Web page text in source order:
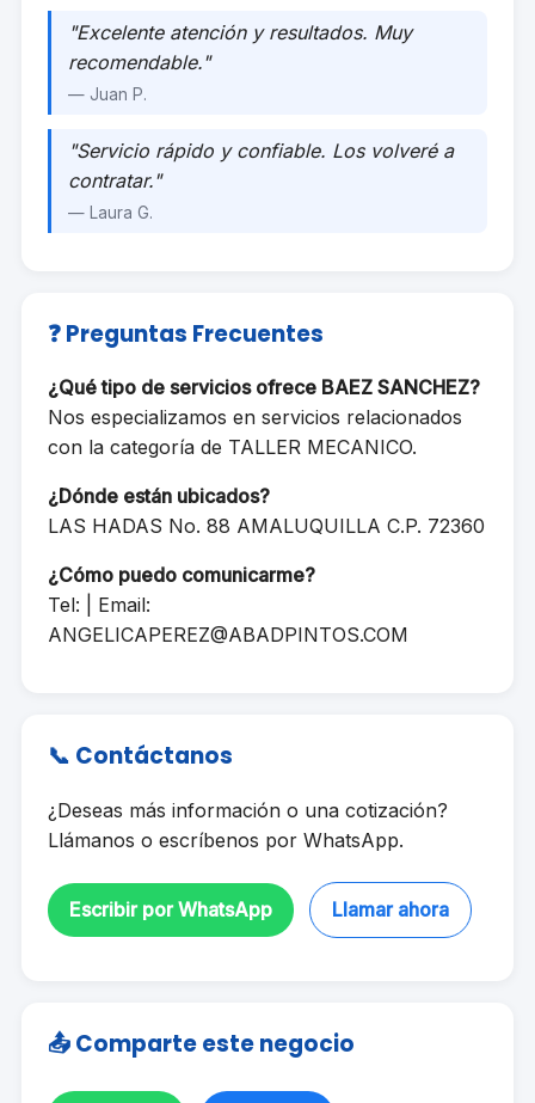
"Excelente atención y resultados. Muy
recomendable."
— Juan P.
"Servicio rápido y confiable. Los volveré a
contratar."
— Laura G.
❓ Preguntas Frecuentes
¿Qué tipo de servicios ofrece BAEZ SANCHEZ?
Nos especializamos en servicios relacionados
con la categoría de TALLER MECANICO.
¿Dónde están ubicados?
LAS HADAS No. 88 AMALUQUILLA C.P. 72360
¿Cómo puedo comunicarme?
Tel: | Email:
ANGELICAPEREZ@ABADPINTOS.COM
📞 Contáctanos
¿Deseas más información o una cotización?
Llámanos o escríbenos por WhatsApp.
Escribir por WhatsApp Llamar ahora
📤 Comparte este negocio